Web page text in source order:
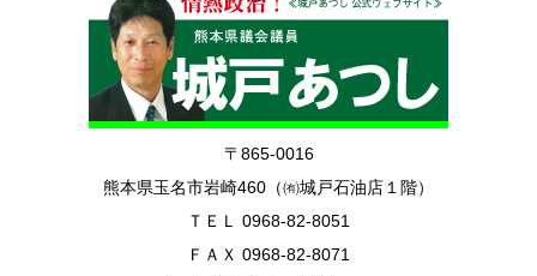
〒865-0016
熊本県玉名市岩崎460（㈲城戸石油店１階）
ＴＥＬ 0968-82-8051
ＦＡＸ 0968-82-8071